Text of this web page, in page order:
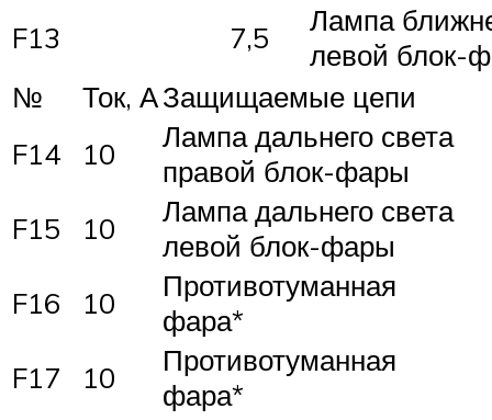
F13
7,5
Лампа
левой блок-
№
Ток, АЗащищаемые цепи
F14
10
Лампа дальнего света
правой блок-фары
F15
10
Лампа дальнего света
левой блок-фары
F16
10
Противотуманная
фара*
F17
10
Противотуманная
фара*